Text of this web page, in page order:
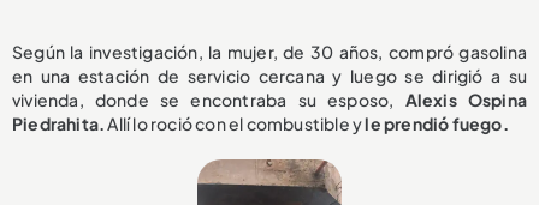
Según la investigación, la mujer, de 30 años, compró gasolina
en una estación de servicio cercana y luego se dirigió a su
vivienda, donde se encontraba su esposo, Alexis Ospina
Piedrahita.Allí lo roció con el combustible yle prendió fuego.